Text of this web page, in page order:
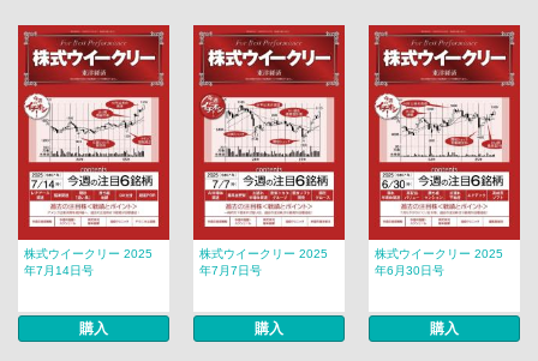
株式ウイークリー 2025
年7月14日号
購入
株式ウイークリー 2025
年7月7日号
購入
株式ウイークリー 2025
年6月30日号
購入